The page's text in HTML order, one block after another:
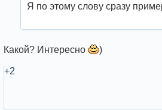
Я по этому слову сразу
Какой? Интересно )
+2